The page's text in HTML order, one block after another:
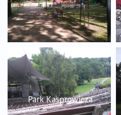
Park Kasprowicza